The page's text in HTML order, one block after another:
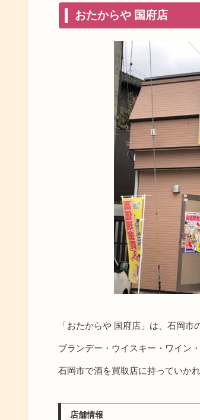
おたからや 国府店
「おたからや 国府店」は、石岡市
ブランデー・ウイスキー・ワイン
石岡市で酒を買取店に持っていか
店舗情報